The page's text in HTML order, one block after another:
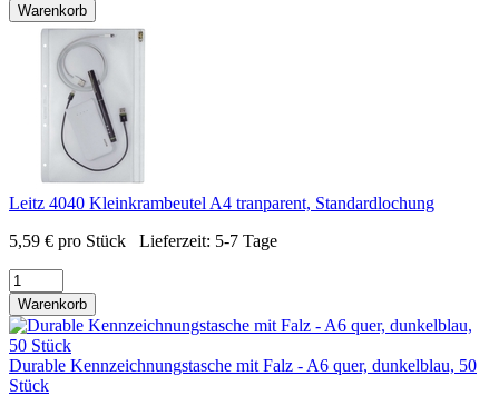
Warenkorb
Leitz 4040 Kleinkrambeutel A4 tranparent, Standardlochung
5,59 € pro Stück Lieferzeit: 5-7 Tage
Warenkorb
Durable Kennzeichnungstasche mit Falz - A6 quer, dunkelblau, 50
Stück